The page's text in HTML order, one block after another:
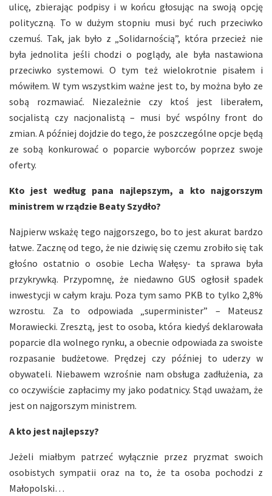
ulicę, zbierając podpisy i w końcu głosując na swoją opcję
polityczną. To w dużym stopniu musi być ruch przeciwko
czemuś. Tak, jak było z „Solidarnością”, która przecież nie
była jednolita jeśli chodzi o poglądy, ale była nastawiona
przeciwko systemowi. O tym też wielokrotnie pisałem i
mówiłem. W tym wszystkim ważne jest to, by można było ze
sobą rozmawiać. Niezależnie czy ktoś jest liberałem,
socjalistą czy nacjonalistą – musi być wspólny front do
zmian. A później dojdzie do tego, że poszczególne opcje będą
ze sobą konkurować o poparcie wyborców poprzez swoje
oferty.
Kto jest według pana najlepszym, a kto najgorszym
ministrem w rządzie Beaty Szydło?
Najpierw wskażę tego najgorszego, bo to jest akurat bardzo
łatwe. Zacznę od tego, że nie dziwię się czemu zrobiło się tak
głośno ostatnio o osobie Lecha Wałęsy- ta sprawa była
przykrywką. Przypomnę, że niedawno GUS ogłosił spadek
inwestycji w całym kraju. Poza tym samo PKB to tylko 2,8%
wzrostu. Za to odpowiada „superminister” – Mateusz
Morawiecki. Zresztą, jest to osoba, która kiedyś deklarowała
poparcie dla wolnego rynku, a obecnie odpowiada za swoiste
rozpasanie budżetowe. Prędzej czy później to uderzy w
obywateli. Niebawem wzrośnie nam obsługa zadłużenia, za
co oczywiście zapłacimy my jako podatnicy. Stąd uważam, że
jest on najgorszym ministrem.
A kto jest najlepszy?
Jeżeli miałbym patrzeć wyłącznie przez pryzmat swoich
osobistych sympatii oraz na to, że ta osoba pochodzi z
Małopolski…